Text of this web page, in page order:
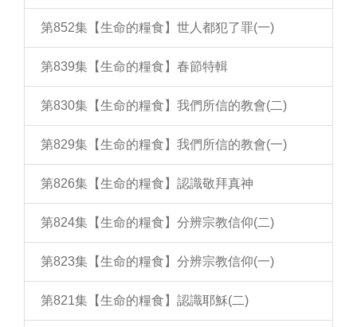
第852集【生命的糧食】世人都犯了罪(一)
第839集【生命的糧食】春節特輯
第830集【生命的糧食】我們所信的教會(二)
第829集【生命的糧食】我們所信的教會(一)
第826集【生命的糧食】認識敬拜真神
第824集【生命的糧食】分辨宗教信仰(二)
第823集【生命的糧食】分辨宗教信仰(一)
第821集【生命的糧食】認識耶穌(二)